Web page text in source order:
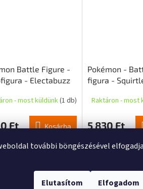
további böngészésével elfogadja
Elutasítom Elfogadom
Battle Figure -
- Electabuzz
- most küldünk(1 db)
Ft Kosárba
Pokémon -
figura -
Raktáron - most
5 830 Ft